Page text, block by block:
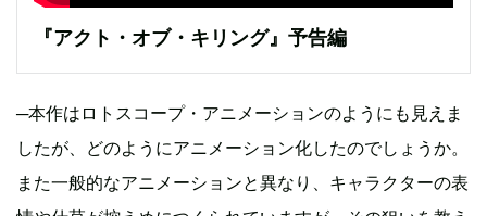
『アクト・オブ・キリング』予告編
─本作はロトスコープ・アニメーションのようにも見えま
したが、どのようにアニメーション化したのでしょうか。
また一般的なアニメーションと異なり、キャラクターの表